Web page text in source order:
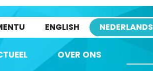
ENGLISH NEDERLANDS
OVER ONS